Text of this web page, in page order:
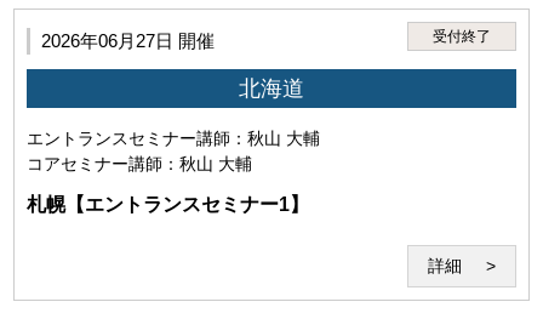
1.利用者は、本サービスのセミナー受講その他に際して、以
下の行為を行ってはなりません。
(1)本サービスを利用する権利を他者に譲渡し、使用さ
供する行為
2026年06月27日 開催 受付終了
北海道
エントランスセミナー講師：秋山 大輔
コアセミナー講師：秋山 大輔
札幌【エントランスセミナー1】
詳細